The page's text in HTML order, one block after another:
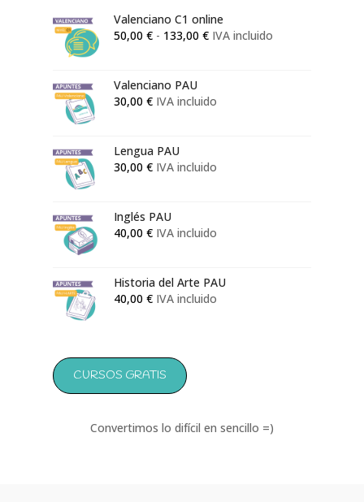
Valenciano C1 online
50,00 € - 133,00 €Rango
50,00 €
IVA incluido
Valenciano PAU
30,00 € IVA incluido
Lengua PAU
30,00 € IVA incluido
Inglés PAU
40,00 € IVA incluido
Historia del Arte PAU
40,00 € IVA incluido
CURSOS GRATIS
Convertimos lo difícil en sencillo =)